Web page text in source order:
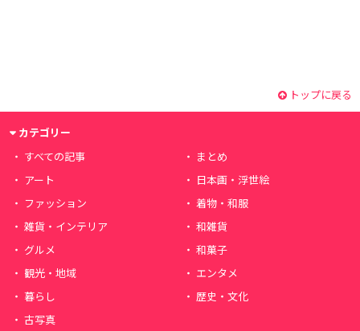
トップに戻る
カテゴリー
すべての記事
まとめ
アート
日本画・浮世絵
ファッション
着物・和服
雑貨・インテリア
和雑貨
グルメ
和菓子
観光・地域
エンタメ
暮らし
歴史・文化
古写真